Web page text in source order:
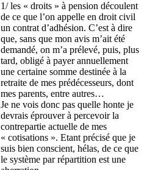
1/ les « droits » à pension découlent
de ce que l’on appelle en droit civil
un contrat d’adhésion. C’est à dire
que, sans que mon avis m’ait été
demandé, on m’a prélevé, puis, plus
tard, obligé à payer annuellement
une certaine somme destinée à la
retraite de mes prédécesseurs, dont
mes parents, entre autres…
Je ne vois donc pas quelle honte je
devrais éprouver à percevoir la
contrepartie actuelle de mes
« cotisations ». Etant précisé que je
suis bien conscient, hélas, de ce que
le système par répartition est une